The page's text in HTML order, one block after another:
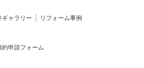
ギャラリー リフォーム事例
約申請フォーム